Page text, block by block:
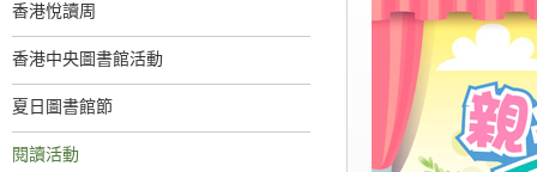
香港悅讀周
香港中央圖書館活動
夏日圖書館節
閱讀活動